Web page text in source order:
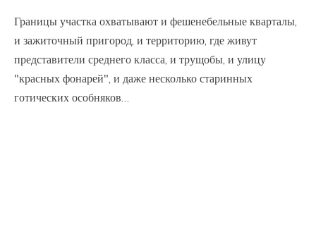
Границы участка охватывают и фешенебельные кварталы,
и зажиточный пригород, и территорию, где живут
представители среднего класса, и трущобы, и улицу
"красных фонарей", и даже несколько старинных
готических особняков…